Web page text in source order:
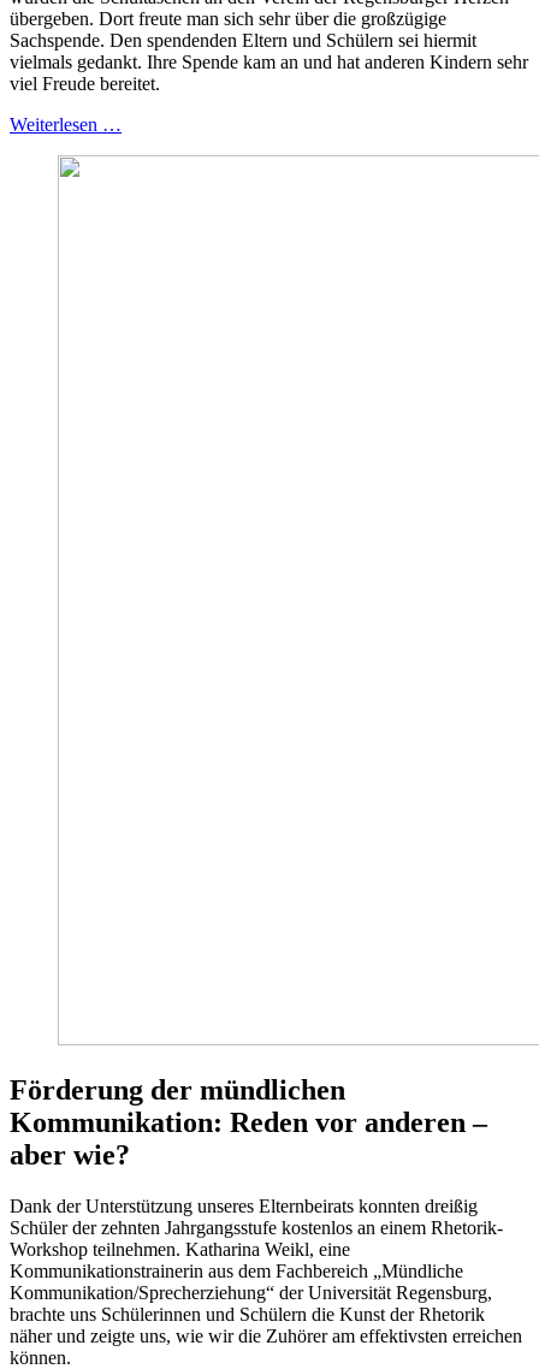
übergeben. Dort freute man sich sehr über die großzügige
Sachspende. Den spendenden Eltern und Schülern sei hiermit
vielmals gedankt. Ihre Spende kam an und hat anderen Kindern sehr
viel Freude bereitet.
Weiterlesen …
Förderung der mündlichen
Kommunikation: Reden vor anderen –
aber wie?
Dank der Unterstützung unseres Elternbeirats konnten dreißig
Schüler der zehnten Jahrgangsstufe kostenlos an einem Rhetorik-
Workshop teilnehmen. Katharina Weikl, eine
Kommunikationstrainerin aus dem Fachbereich „Mündliche
Kommunikation/Sprecherziehung“ der Universität Regensburg,
brachte uns Schülerinnen und Schülern die Kunst der Rhetorik
näher und zeigte uns, wie wir die Zuhörer am effektivsten erreichen
können.